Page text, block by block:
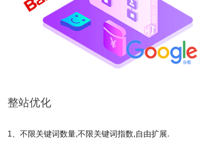
整站优化
1、不限关键词数量,不限关键词指数,自由扩展.